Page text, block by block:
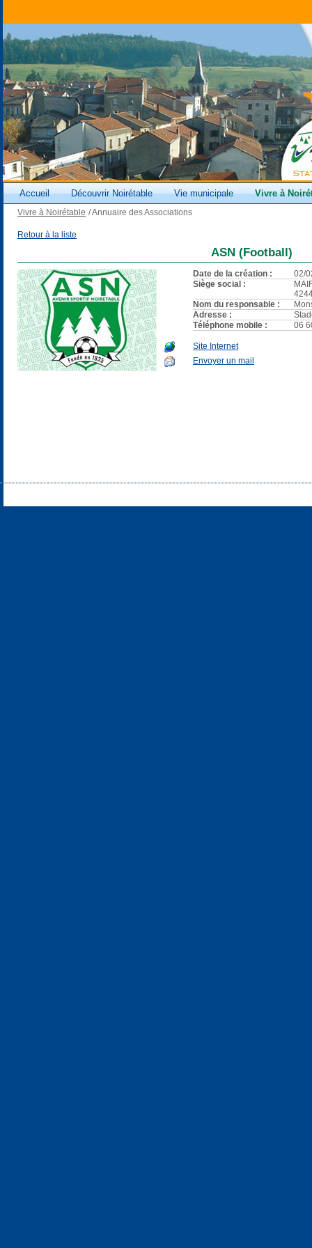
Accueil Découvrir Noirétable Vie municipale Vivre à
Vivre à Noirétable /Annuaire des Associations
Retour à la liste
ASN (Football)
Date de la création :
02/
Siège social :
Nom du responsable :
Adresse :
Téléphone mobile :
06
Site Internet
Envoyer un mail